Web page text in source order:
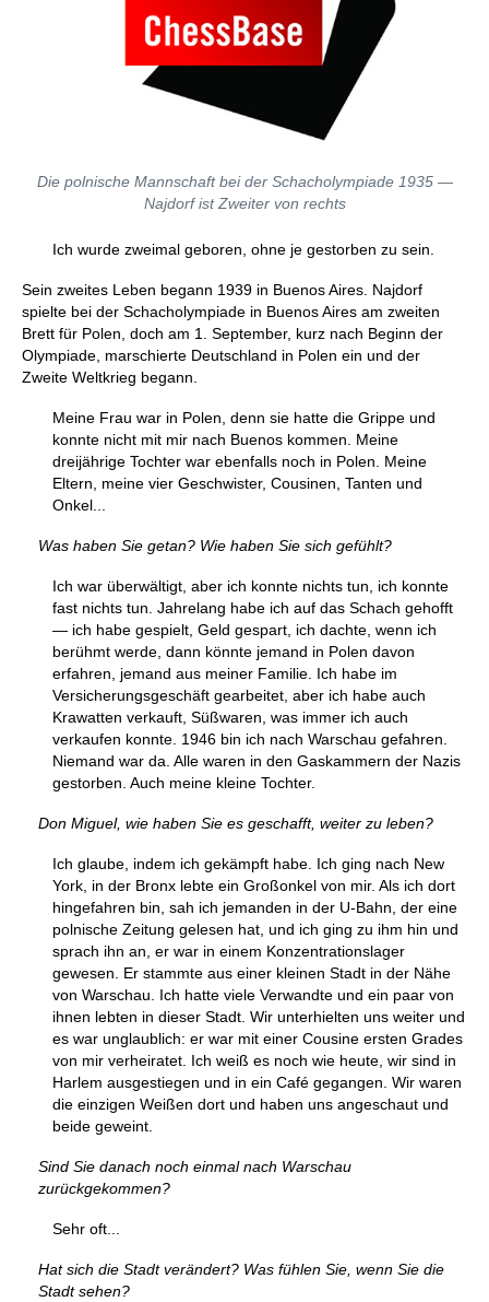
Die polnische Mannschaft bei der Schacholympiade 1935 —
Najdorf ist Zweiter von rechts
Ich wurde zweimal geboren, ohne je gestorben zu sein.
Sein zweites Leben begann 1939 in Buenos Aires. Najdorf
spielte bei der Schacholympiade in Buenos Aires am zweiten
Brett für Polen, doch am 1. September, kurz nach Beginn der
Olympiade, marschierte Deutschland in Polen ein und der
Zweite Weltkrieg begann.
Meine Frau war in Polen, denn sie hatte die Grippe und
konnte nicht mit mir nach Buenos kommen. Meine
dreijährige Tochter war ebenfalls noch in Polen. Meine
Eltern, meine vier Geschwister, Cousinen, Tanten und
Onkel...
Was haben Sie getan? Wie haben Sie sich gefühlt?
Ich war überwältigt, aber ich konnte nichts tun, ich konnte
fast nichts tun. Jahrelang habe ich auf das Schach gehofft
— ich habe gespielt, Geld gespart, ich dachte, wenn ich
berühmt werde, dann könnte jemand in Polen davon
erfahren, jemand aus meiner Familie. Ich habe im
Versicherungsgeschäft gearbeitet, aber ich habe auch
Krawatten verkauft, Süßwaren, was immer ich auch
verkaufen konnte. 1946 bin ich nach Warschau gefahren.
Niemand war da. Alle waren in den Gaskammern der Nazis
gestorben. Auch meine kleine Tochter.
Don Miguel, wie haben Sie es geschafft, weiter zu leben?
Ich glaube, indem ich gekämpft habe. Ich ging nach New
York, in der Bronx lebte ein Großonkel von mir. Als ich dort
hingefahren bin, sah ich jemanden in der U-Bahn, der eine
polnische Zeitung gelesen hat, und ich ging zu ihm hin und
sprach ihn an, er war in einem Konzentrationslager
gewesen. Er stammte aus einer kleinen Stadt in der Nähe
von Warschau. Ich hatte viele Verwandte und ein paar von
ihnen lebten in dieser Stadt. Wir unterhielten uns weiter und
es war unglaublich: er war mit einer Cousine ersten Grades
von mir verheiratet. Ich weiß es noch wie heute, wir sind in
Harlem ausgestiegen und in ein Café gegangen. Wir waren
die einzigen Weißen dort und haben uns angeschaut und
beide geweint.
Sind Sie danach noch einmal nach Warschau
zurückgekommen?
Sehr oft...
Hat sich die Stadt verändert? Was fühlen Sie, wenn Sie die
Stadt sehen?